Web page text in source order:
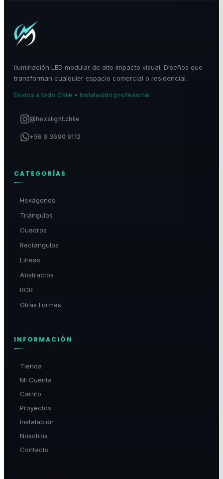
Iluminación LED modular de alto impacto visual. Diseños que
transforman cualquier espacio comercial o residencial.
Envíos a todo Chile • Instalación profesional
@hexalight.chile
+56 9 3690 9112
CATEGORÍAS
Hexágonos
Triángulos
Cuadros
Rectángulos
Líneas
Abstractos
RGB
Otras Formas
INFORMACIÓN
Tienda
Mi Cuenta
Carrito
Proyectos
Instalación
Nosotros
Contacto